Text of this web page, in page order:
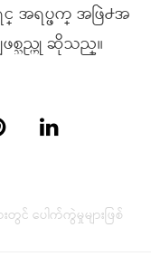
အရပ္ဖက္ အဖြဲ႕အ
သည္ဟု ဆိုသည္။
းတွင် ပေါက်ကွဲမှုများဖြစ်